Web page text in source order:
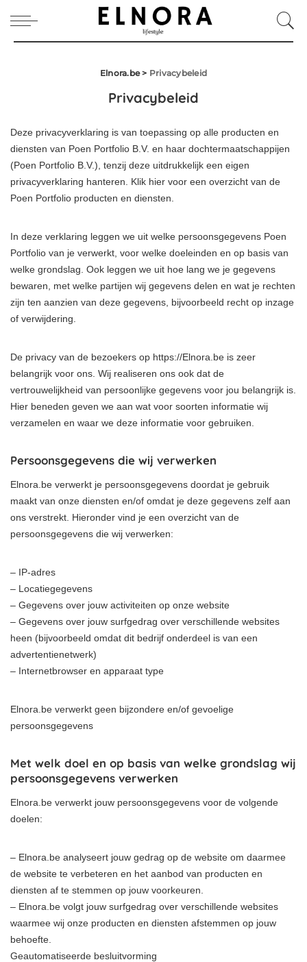
Elnora.be> Privacybeleid
Privacybeleid
Deze privacyverklaring is van toepassing op alle producten en
diensten van Poen Portfolio B.V. en haar dochtermaatschappijen
(Poen Portfolio B.V.), tenzij deze uitdrukkelijk een eigen
privacyverklaring hanteren. Klik hier voor een overzicht van de
Poen Portfolio producten en diensten.
In deze verklaring leggen we uit welke persoonsgegevens Poen
Portfolio van je verwerkt, voor welke doeleinden en op basis van
welke grondslag. Ook leggen we uit hoe lang we je gegevens
bewaren, met welke partijen wij gegevens delen en wat je rechten
zijn ten aanzien van deze gegevens, bijvoorbeeld recht op inzage
of verwijdering.
De privacy van de bezoekers op https://Elnora.be is zeer
belangrijk voor ons. Wij realiseren ons ook dat de
vertrouwelijkheid van persoonlijke gegevens voor jou belangrijk is.
Hier beneden geven we aan wat voor soorten informatie wij
verzamelen en waar we deze informatie voor gebruiken.
Persoonsgegevens die wij verwerken
Elnora.be verwerkt je persoonsgegevens doordat je gebruik
maakt van onze diensten en/of omdat je deze gegevens zelf aan
ons verstrekt. Hieronder vind je een overzicht van de
persoonsgegevens die wij verwerken:
– IP-adres
– Locatiegegevens
– Gegevens over jouw activiteiten op onze website
– Gegevens over jouw surfgedrag over verschillende websites
heen (bijvoorbeeld omdat dit bedrijf onderdeel is van een
advertentienetwerk)
– Internetbrowser en apparaat type
Elnora.be verwerkt geen bijzondere en/of gevoelige
persoonsgegevens
Met welk doel en op basis van welke grondslag wij
persoonsgegevens verwerken
Elnora.be verwerkt jouw persoonsgegevens voor de volgende
doelen:
– Elnora.be analyseert jouw gedrag op de website om daarmee
de website te verbeteren en het aanbod van producten en
diensten af te stemmen op jouw voorkeuren.
– Elnora.be volgt jouw surfgedrag over verschillende websites
waarmee wij onze producten en diensten afstemmen op jouw
behoefte.
Geautomatiseerde besluitvorming